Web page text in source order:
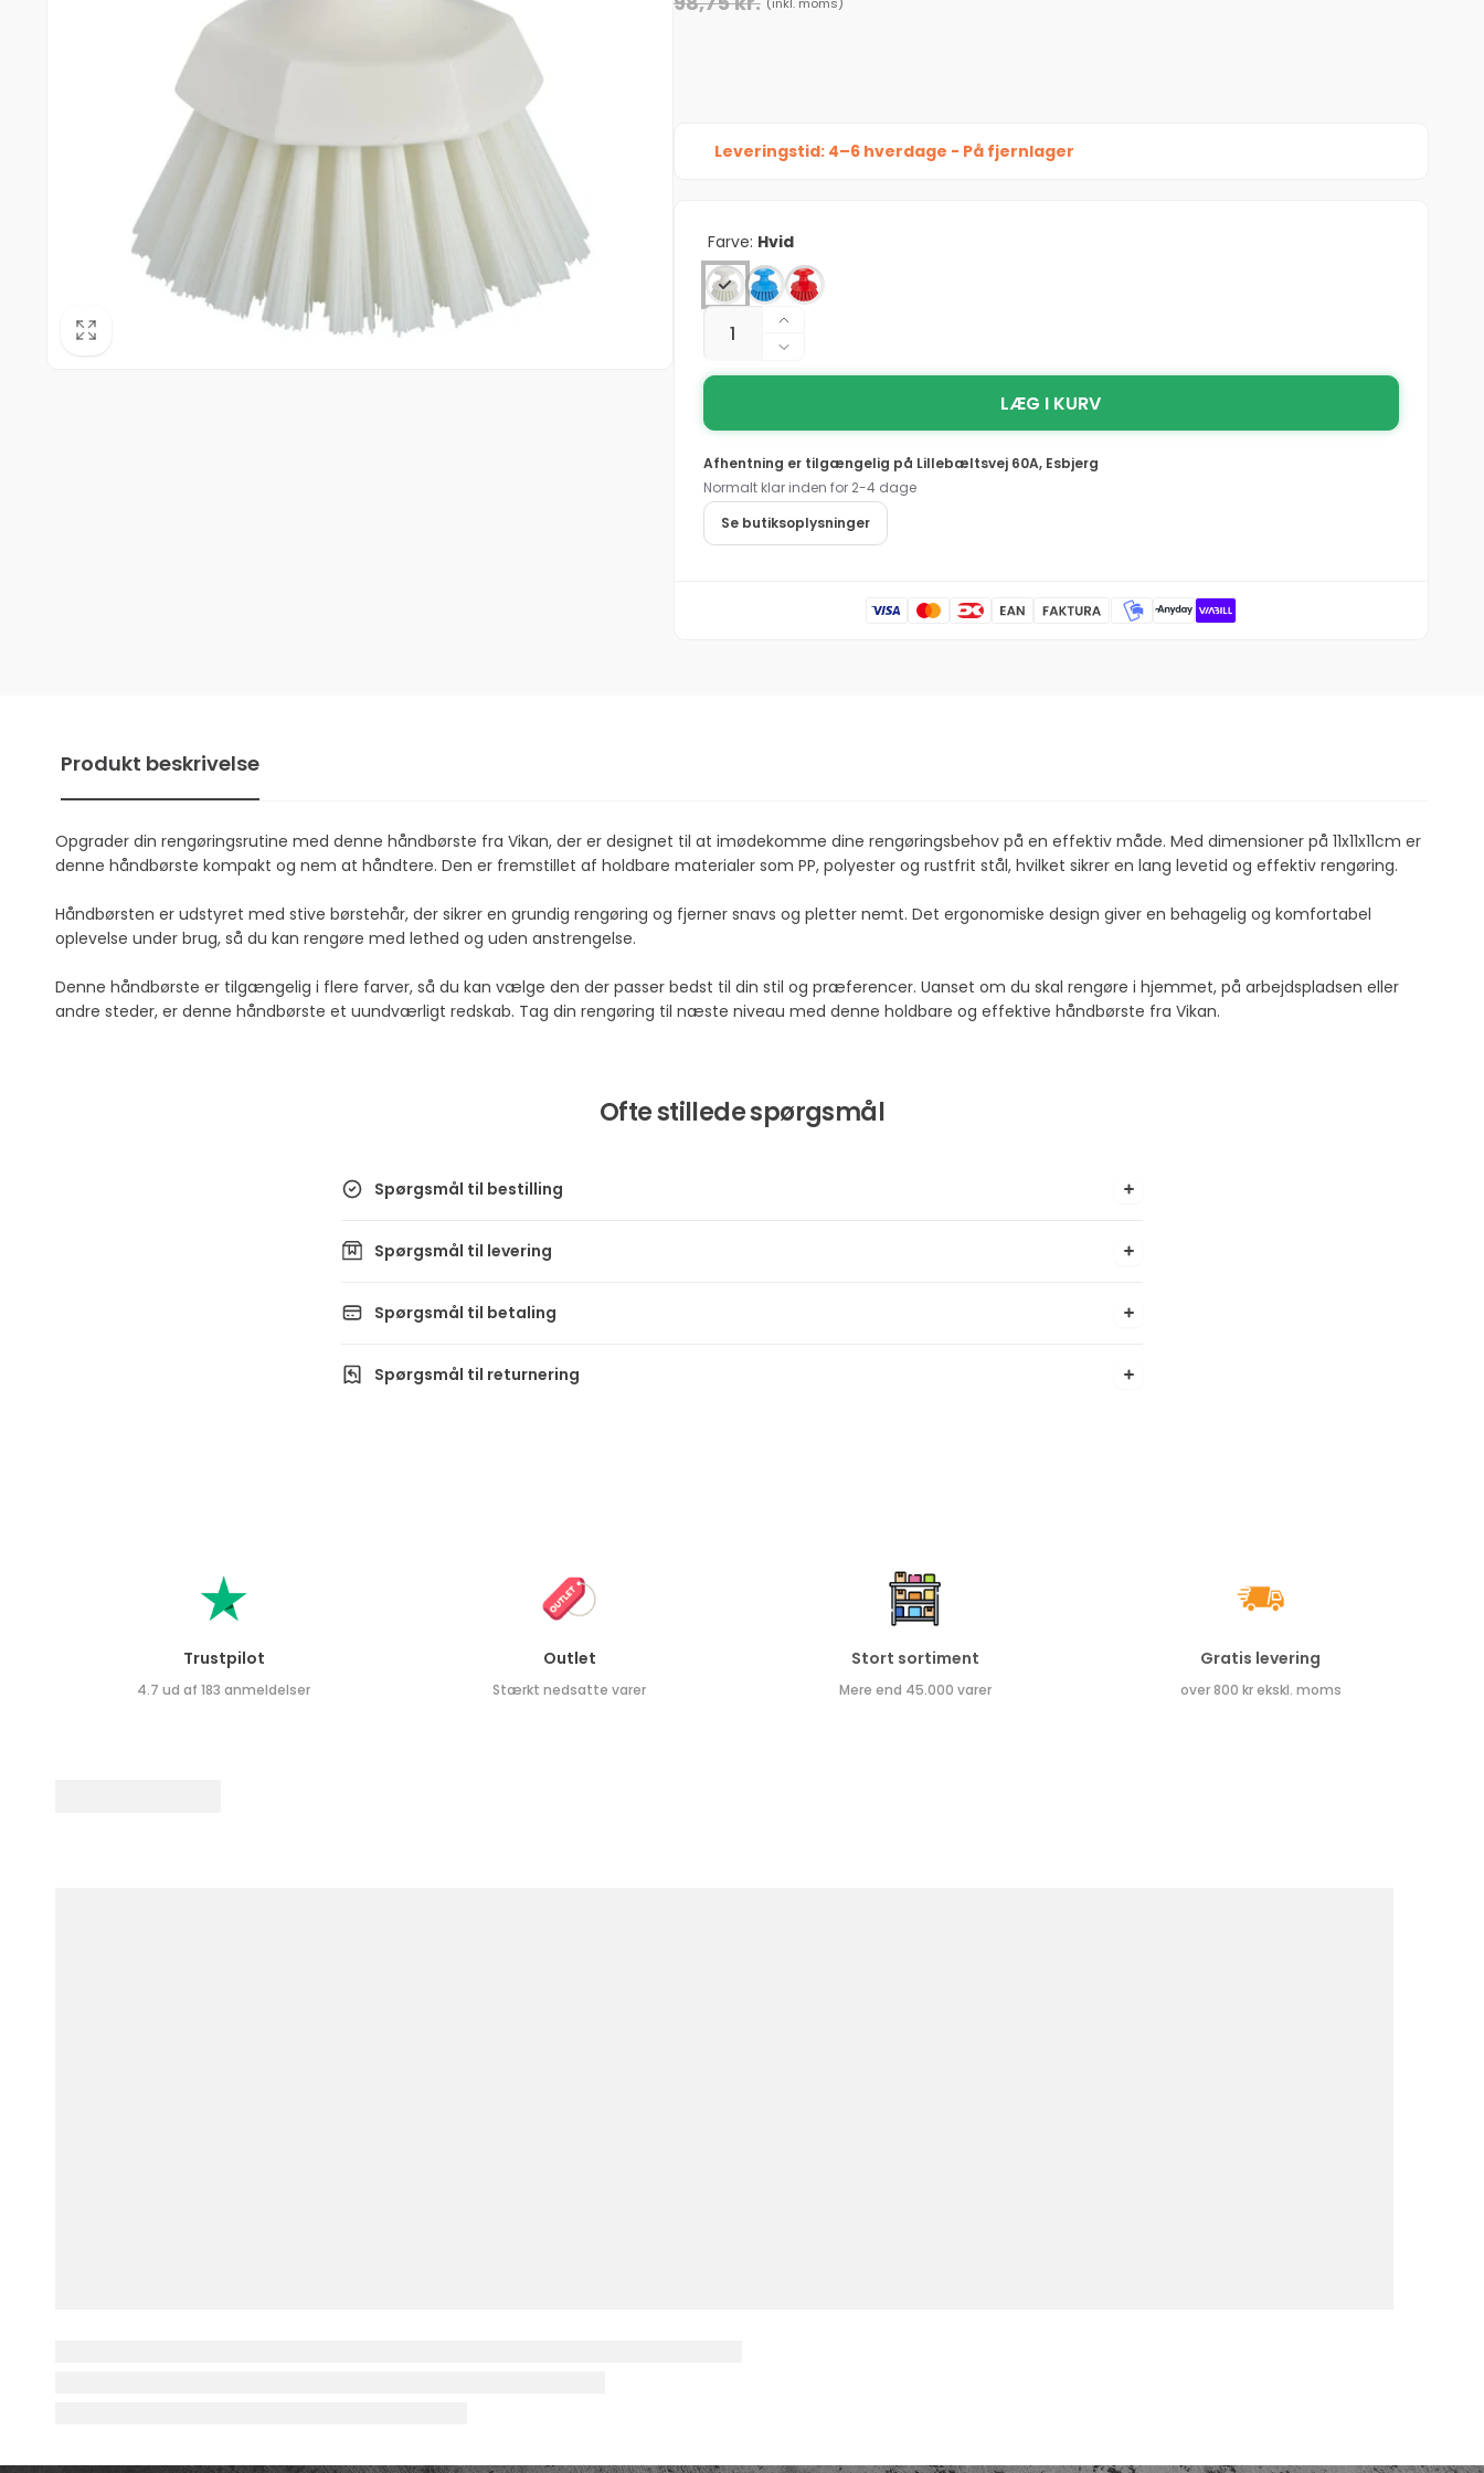
Leveringstid: 4–6 hverdage - På fjernlager
Farve: Hvid
Antal
Øg
antallet
for
flere
farver,
PP/polyester/rustfrit
stål,
Reducer
antallet
Håndbørste,
11x11x11cm,
flere
farver,
PP/polyester/rustfrit
LÆG I KURV
Afhentning er tilgængelig på Lillebæltsvej 60A, Esbjerg
Normalt klar inden for 2-4 dage
Se butiksoplysninger
Produkt beskrivelse
Opgrader din rengøringsrutine med denne håndbørste fra Vikan, der er designet til at imødekomme dine rengøringsbehov på en effektiv måde. Med dimensioner på 11x11x11cm er
denne håndbørste kompakt og nem at håndtere. Den er fremstillet af holdbare materialer som PP, polyester og rustfrit stål, hvilket sikrer en lang levetid og effektiv rengøring.
Håndbørsten er udstyret med stive børstehår, der sikrer en grundig rengøring og fjerner snavs og pletter nemt. Det ergonomiske design giver en behagelig og komfortabel
oplevelse under brug, så du kan rengøre med lethed og uden anstrengelse.
Denne håndbørste er tilgængelig i flere farver, så du kan vælge den der passer bedst til din stil og præferencer. Uanset om du skal rengøre i hjemmet, på arbejdspladsen eller
andre steder, er denne håndbørste et uundværligt redskab. Tag din rengøring til næste niveau med denne holdbare og effektive håndbørste fra Vikan.
Ofte stillede spørgsmål
Spørgsmål til bestilling
Spørgsmål til levering
Spørgsmål til betaling
Spørgsmål til returnering
Trustpilot
4.7 ud af 183 anmeldelser
Outlet
Stærkt nedsatte varer
Stort sortiment
Mere end 45.000 varer
Gratis levering
over 800 kr ekskl. moms